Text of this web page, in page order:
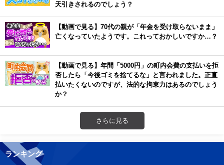
天引きされるのでしょう？
【動画で見る】70代の親が「年金を受け取らないまま」
亡くなっていたようです。これっておかしいですか…？
【動画で見る】年間「5000円」の町内会費の支払いを拒
否したら「今後ゴミを捨てるな」と言われました。正直
払いたくないのですが、法的な拘束力はあるのでしょう
か？
さらに見る
ランキング